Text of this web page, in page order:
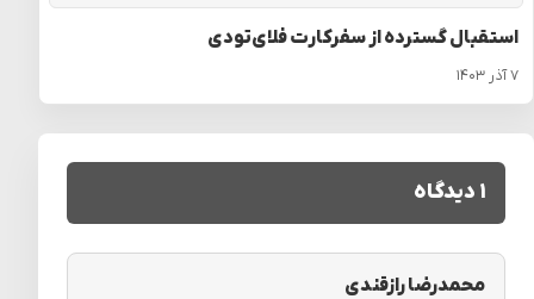
استقبال گسترده از سفرکارت فلای‌تودی
۷ آذر ۱۴۰۳
۱ دیدگاه
محمدرضا رازقندی